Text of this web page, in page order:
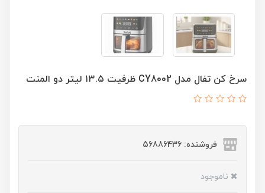
سرخ کن تفال مدل CY8002 ظرفیت ۱۳.۵ لیتر دو المنت
فروشنده: 56886436
ناموجود